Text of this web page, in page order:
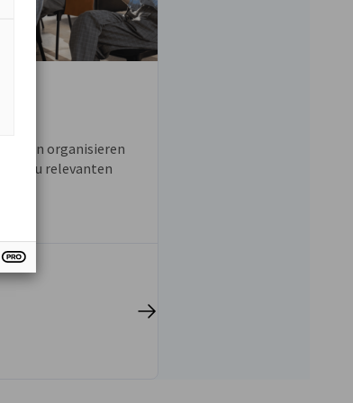
organisieren
zu relevanten